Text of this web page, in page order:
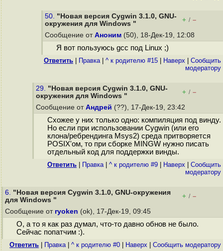
50. "Новая версия Cygwin 3.1.0, GNU-
окружения для Windows "
+ / –
Сообщение от Аноним (50), 18-Дек-19, 12:08
Я вот пользуюсь gcc под Linux ;)
Ответить Правка| ^ к родителю #15 Наверх
Cообщить
модератору
29. "Новая версия Cygwin 3.1.0, GNU-
окружения для Windows "
+ / –
Сообщение от Андрей (??), 17-Дек-19, 23:42
Схожее у них только одно: компиляция под винду.
Но если при использовании Cygwin (или его
клона/ребрендинга Msys2) среда притворяется
POSIX'ом, то при сборке MINGW нужно писать
отдельный код для поддержки винды.
Ответить Правка| ^ к родителю #9 Наверх
Cообщить
модератору
6. "Новая версия Cygwin 3.1.0, GNU-окружения
для Windows "
+ / –
Сообщение от ryoken (ok), 17-Дек-19, 09:45
О, а то я как раз думал, что-то давно обнов не было.
Сейчас попатчим :).
Ответить Правка| ^ к родителю #0 Наверх Cообщить модератору